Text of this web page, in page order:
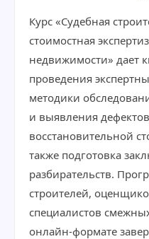
Курс «Судебная
стоимостная
недвижимости» дает
проведения
методики
и выявления
восстановительной
также подготовка
разбирательств.
строителей,
специалистов
онлайн-формате